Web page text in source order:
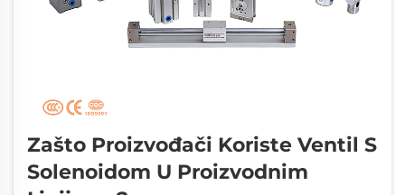
Zašto Proizvođači Koriste Ventil S
Solenoidom U Proizvodnim